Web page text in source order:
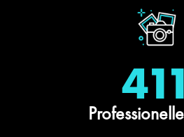
411